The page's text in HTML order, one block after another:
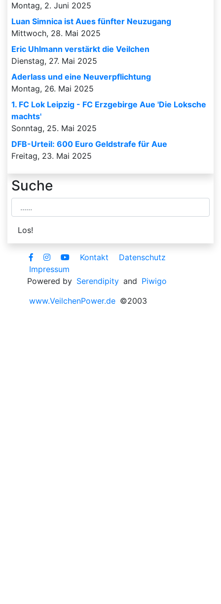
Montag, 2. Juni 2025
Luan Simnica ist Aues fünfter Neuzugang
Mittwoch, 28. Mai 2025
Eric Uhlmann verstärkt die Veilchen
Dienstag, 27. Mai 2025
Aderlass und eine Neuverpflichtung
Montag, 26. Mai 2025
1. FC Lok Leipzig - FC Erzgebirge Aue 'Die Loksche
machts'
Sonntag, 25. Mai 2025
DFB-Urteil: 600 Euro Geldstrafe für Aue
Freitag, 23. Mai 2025
Suche
Kontakt
Datenschutz
Impressum
Powered by Serendipity and Piwigo
www.VeilchenPower.de ©2003